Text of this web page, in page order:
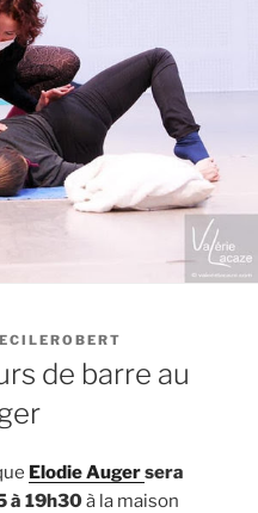
de barre au
Elodie Augersera
à 19h30à la maison